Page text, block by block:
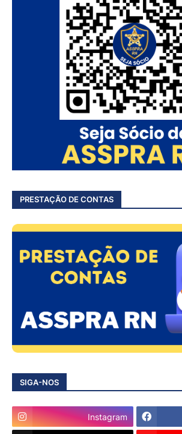
PRESTAÇÃO DE CONTAS
SIGA-NOS
Instagram